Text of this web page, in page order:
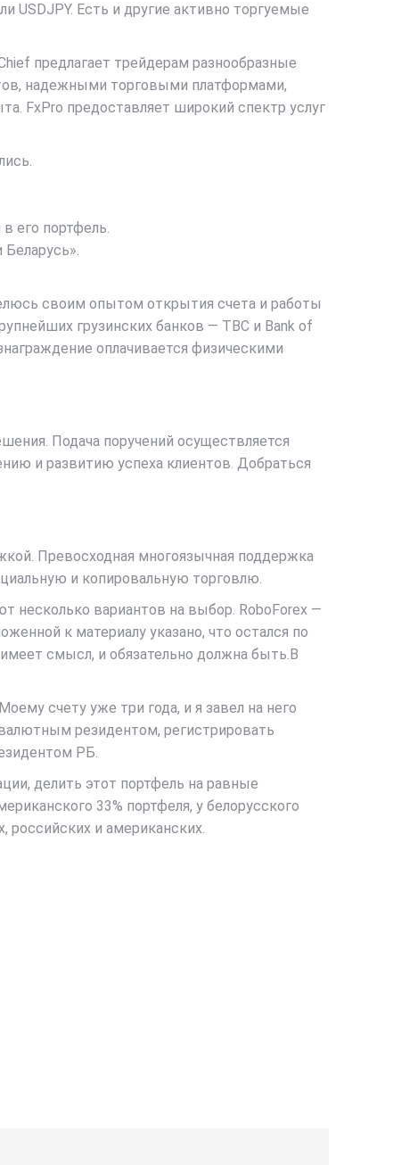
USDJPY. Есть и другие активно торгуемые
предлагает трейдерам разнообразные
надежными торговыми платформами,
FxPro предоставляет широкий спектр услуг
его портфель.
своим опытом открытия счета и работы
грузинских банков — TBC и Bank of
оплачивается физическими
Подача поручений осуществляется
и развитию успеха клиентов. Добраться
Превосходная многоязычная поддержка
и копировальную торговлю.
несколько вариантов на выбор. RoboForex —
к материалу указано, что остался по
смысл, и обязательно должна быть.В
счету уже три года, и я завел на него
резидентом, регистрировать
РБ.
делить этот портфель на равные
33% портфеля, у белорусского
российских и американских.